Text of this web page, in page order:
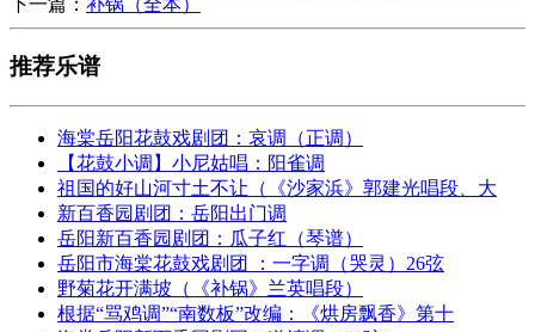
推荐乐谱
海棠岳阳花鼓戏剧团：哀调（正调）
【花鼓小调】小尼姑唱：阳雀调
祖国的好山河寸土不让（《沙家浜》郭建光唱段、大
新百香园剧团：岳阳出门调
岳阳新百香园剧团：瓜子红（琴谱）
岳阳市海棠花鼓戏剧团 ：一字调（哭灵）26弦
野菊花开满坡（《补锅》兰英唱段）
根据“骂鸡调”“南数板”改编：《烘房飘香》第十